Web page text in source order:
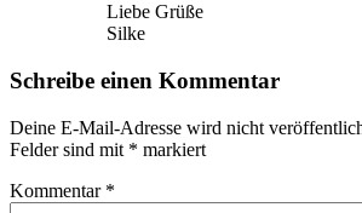
Liebe Grüße
Silke
Schreibe einen Kommentar
Deine E-Mail-Adresse wird nicht
Felder sind mit * markiert
Kommentar *